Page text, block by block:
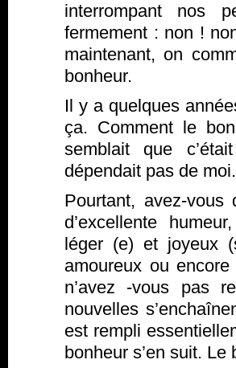
interrompant nos
fermement : non !
maintenant, on
bonheur.
Il y a quelques
ça. Comment le
semblait que
dépendait pas de moi.
Pourtant, avez-
d’excellente
léger (e) et joyeux
amoureux ou
n’avez -vous pas
nouvelles
est rempli
bonheur s’en suit.